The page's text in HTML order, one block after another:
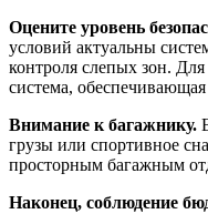
Оцените уровень
условий актуальны
контроля слепых зон.
система,
Внимание к багажнику.
грузы или спортивное
просторным багажным
Наконец, соблюдение